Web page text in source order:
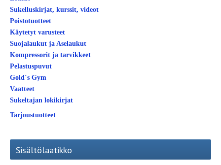
Sukelluskirjat, kurssit, videot
Poistotuotteet
Käytetyt varusteet
Suojalaukut ja Aselaukut
Kompressorit ja tarvikkeet
Pelastuspuvut
Gold´s Gym
Vaatteet
Sukeltajan lokikirjat
Tarjoustuotteet
Sisältölaatikko